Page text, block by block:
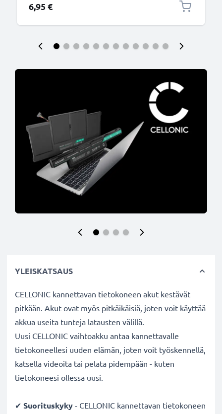
6,95 €
YLEISKATSAUS
CELLONIC kannettavan tietokoneen akut kestävät
pitkään. Akut ovat myös pitkäikäisiä, joten voit käyttää
akkua useita tunteja latausten välillä.
Uusi CELLONIC vaihtoakku antaa kannettavalle
tietokoneellesi uuden elämän, joten voit työskennellä,
katsella videoita tai pelata pidempään - kuten
tietokoneesi ollessa uusi.
✔ Suorituskyky - CELLONIC kannettavan tietokoneen